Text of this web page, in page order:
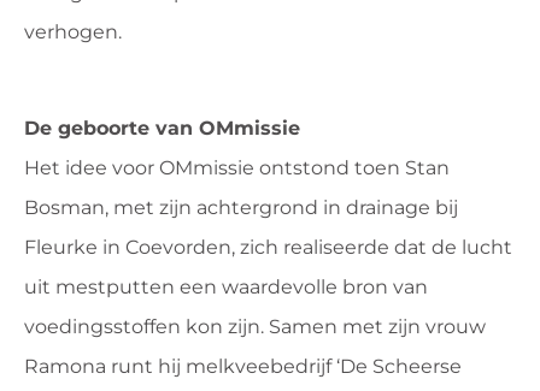
verhogen.
De geboorte van OMmissie
Het idee voor OMmissie ontstond toen Stan
Bosman, met zijn achtergrond in drainage bij
Fleurke in Coevorden, zich realiseerde dat de lucht
uit mestputten een waardevolle bron van
voedingsstoffen kon zijn. Samen met zijn vrouw
Ramona runt hij melkveebedrijf ‘De Scheerse